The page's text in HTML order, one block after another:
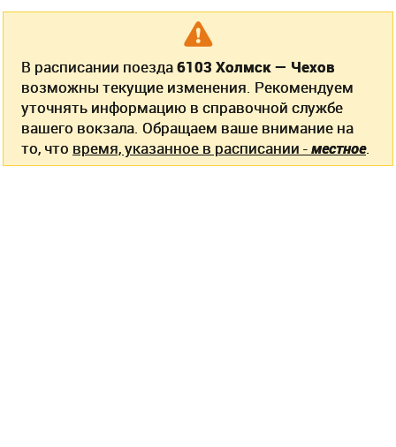
В расписании поезда6103 Холмск — Чехов
возможны текущие изменения. Рекомендуем
уточнять информацию в справочной службе
вашего вокзала. Обращаем ваше внимание на
то, что время, указанное в расписании -местное.